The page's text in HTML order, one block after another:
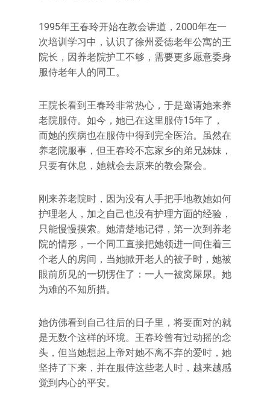
1995年王春玲开始在教会讲道，2000年在一
次培训学习中，认识了徐州爱德老年公寓的王
院长，因养老院护工不够，需要更多愿意委身
服侍老年人的同工。
王院长看到王春玲非常热心，于是邀请她来养
老院服侍。如今，她已在这里服侍15年了，
而她的疾病也在服侍中得到完全医治。虽然在
养老院服事，但王春玲不忘家乡的弟兄姊妹，
只要有休息，她就会去原来的教会聚会。
刚来养老院时，因为没有人手把手地教她如何
护理老人，加之自己也没有护理方面的经验，
只能慢慢摸索。她清楚地记得，第一次到养老
院的情形，一个同工直接把她领进一间住着三
个老人的房间，当她掀开老人的被子时，她被
眼前所见的一切愣住了：一人一被窝屎尿。她
为难的不知所措。
她仿佛看到自己往后的日子里，将要面对的就
是无数个这样的环境。王春玲曾有过动摇的念
头，但当她想起上帝对她不离不弃的爱时，她
坚持了下来，并在服侍这些老人时，越来越感
觉到内心的平安。